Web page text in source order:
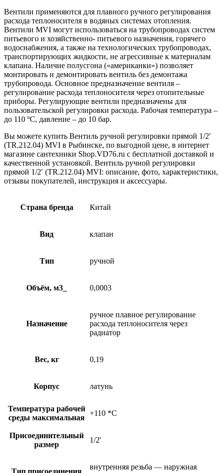
Вентили применяются для плавного ручного регулирования
расхода теплоносителя в водяных системах отопления.
Вентили MVI могут использоваться на трубопроводах систем
питьевого и хозяйственно- питьевого назначения, горячего
водоснабжения, а также на технологических трубопроводах,
транспортирующих жидкости, не агрессивные к материалам
клапана. Наличие полусгона («американки») позволяет
монтировать и демонтировать вентиль без демонтажа
трубопровода. Основное предназначение вентиля –
регулирование расхода теплоносителя через отопительные
приборы. Регулирующие вентили предназначены для
пользовательской регулировки расхода. Рабочая температура –
до 110 ºС, давление – до 10 бар.
Вы можете купить Вентиль ручной регулировки прямой 1/2′
(TR.212.04) MVI в Рыбинске, по выгодной цене, в интернет
магазине сантехники Shop.VD76.ru с бесплатной доставкой и
качественной установкой. Вентиль ручной регулировки
прямой 1/2′ (TR.212.04) MVI: описание, фото, характеристики,
отзывы покупателей, инструкция и аксессуары.
Страна бренда Китай
Вид клапан
Тип ручной
Объём, м3_ 0,0003
Назначение
ручное плавное регулирование
расхода теплоносителя через
радиатор
Вес, кг 0,19
Корпус латунь
Температура рабочей
среды максимальная
+110 *C
Присоединительный
размер
1/2'
внутренняя резьба — наружная